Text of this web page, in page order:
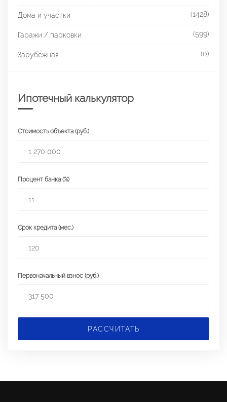
Дома и участки (1428)
Гаражи / парковки (599)
Зарубежная (0)
Ипотечный калькулятор
Стоимость объекта (руб.)
Процент банка (%)
Срок кредита (мес.)
Первоначальный взнос (руб.)
РАССЧИТАТЬ